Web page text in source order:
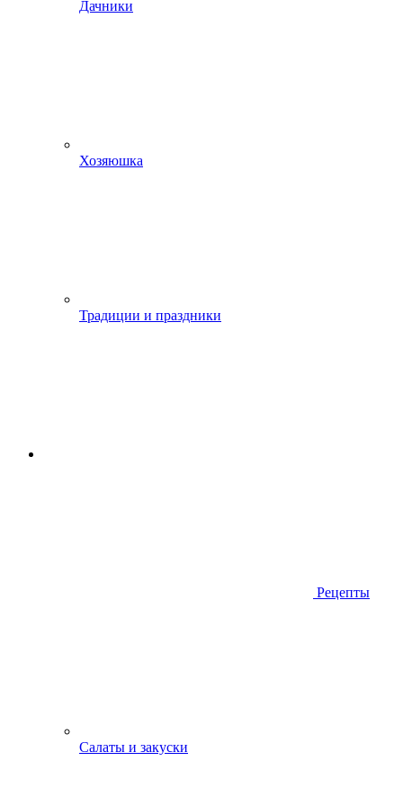
Дачники
Хозяюшка
Традиции и праздники
Рецепты
Салаты и закуски